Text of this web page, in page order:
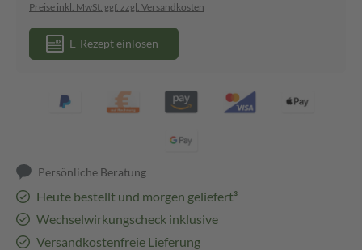
Preise inkl. MwSt. ggf. zzgl. Versandkosten
E-Rezept einlösen
Persönliche Beratung
Heute bestellt und morgen geliefert³
Wechselwirkungscheck inklusive
Versandkostenfreie Lieferung